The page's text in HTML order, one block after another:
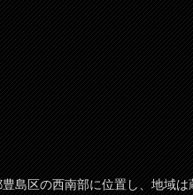
島区の西南部に位置し、地域